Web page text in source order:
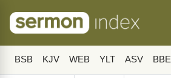
BSB KJV WEB YLT ASV BBE